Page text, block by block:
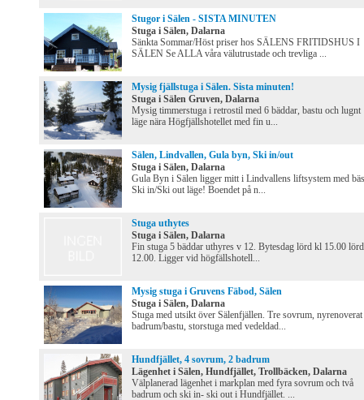
Stugor i Sälen - SISTA MINUTEN
Stuga i Sälen, Dalarna
Sänkta Sommar/Höst priser hos SÄLENS FRITIDSHUS I
SÄLEN Se ALLA våra välutrustade och trevliga ...
Mysig fjällstuga i Sälen. Sista minuten!
Stuga i Sälen Gruven, Dalarna
Mysig timmerstuga i retrostil med 6 bäddar, bastu och lugnt
läge nära Högfjällshotellet med fin u...
Sälen, Lindvallen, Gula byn, Ski in/out
Stuga i Sälen, Dalarna
Gula Byn i Sälen ligger mitt i Lindvallens liftsystem med
Ski in/Ski out läge! Boendet på n...
Stuga uthytes
Stuga i Sälen, Dalarna
Fin stuga 5 bäddar uthyres v 12. Bytesdag lörd kl 15.00
12.00. Ligger vid högfällshotell...
Mysig stuga i Gruvens Fäbod, Sälen
Stuga i Sälen, Dalarna
Stuga med utsikt över Sälenfjällen. Tre sovrum, nyrenoverat
badrum/bastu, storstuga med vedeldad...
Hundfjället, 4 sovrum, 2 badrum
Lägenhet i Sälen, Hundfjället, Trollbäcken, Dalarna
Välplanerad lägenhet i markplan med fyra sovrum och två
badrum och ski in- ski out i Hundfjället. ...